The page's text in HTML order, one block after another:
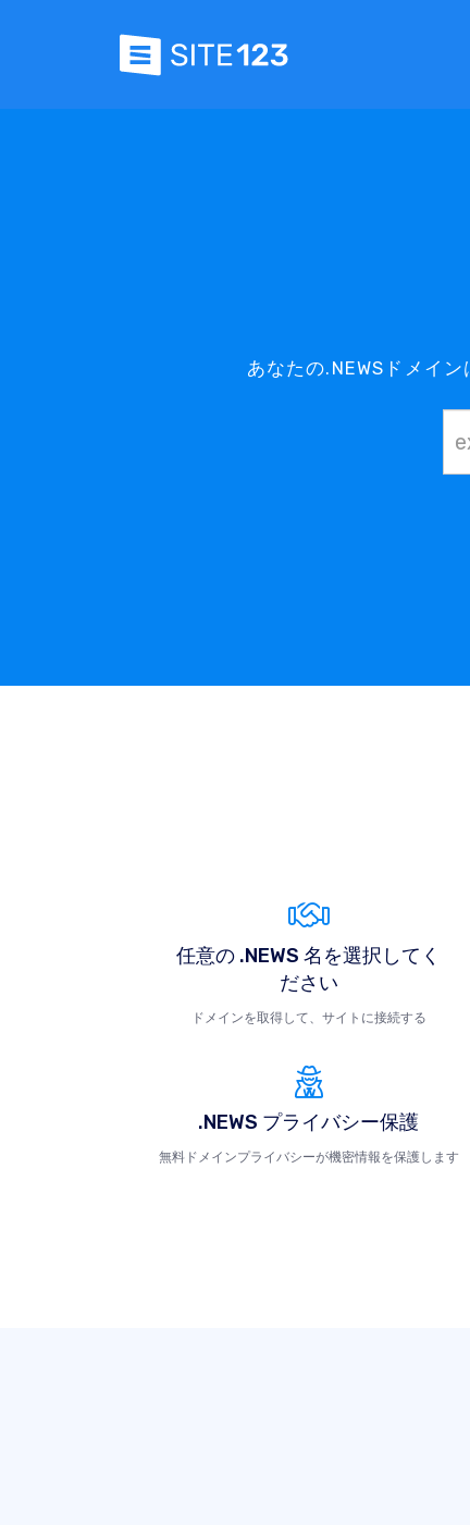
あなたの.NEWSドメイ
任意の .NEWS 名を選択してく
ださい
ドメインを取得して、サイトに接続する
.NEWS プライバシー保護
無料ドメインプライバシーが機密情報を保護します